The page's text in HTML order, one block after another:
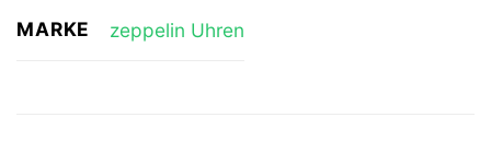
MARKE zeppelin Uhren